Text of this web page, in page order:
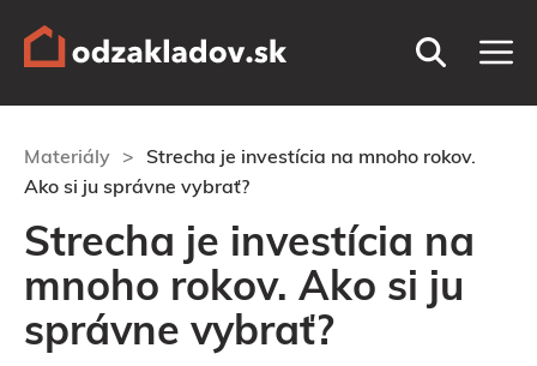
Materiály >
Strecha je investícia na mnoho rokov.
Ako si ju správne vybrať?
Strecha je investícia na
mnoho rokov. Ako si ju
správne vybrať?